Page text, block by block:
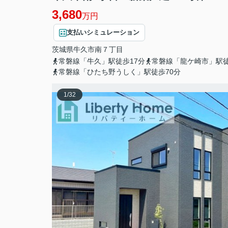
3,680万円
支払いシミュレーション
茨城県牛久市南 ７丁目
常磐線「牛久」駅徒歩17分
常磐線「龍ケ崎市」駅
常磐線「ひたち野うしく」駅徒歩70分
1/32